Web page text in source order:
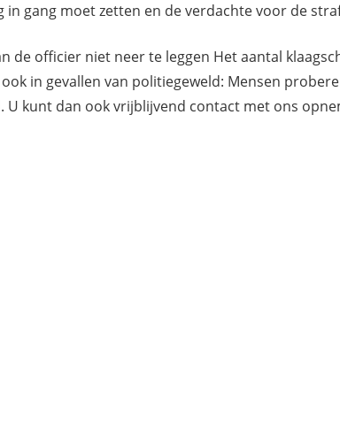
gang moet zetten en de verdachte voor de
de officier niet neer te leggen Het aantal
in gevallen van politiegeweld: Mensen
U kunt dan ook vrijblijvend contact met ons